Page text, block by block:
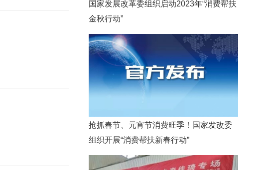
国家发展改革委组织启动2023年“消费帮扶
金秋行动”
抢抓春节、元宵节消费旺季！国家发改委
组织开展“消费帮扶新春行动”